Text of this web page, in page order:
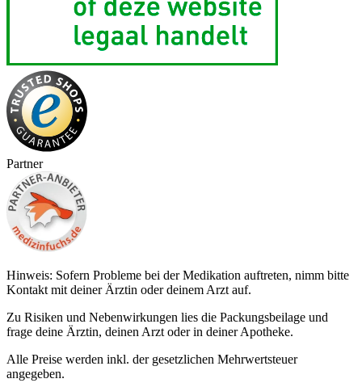
Partner
Hinweis: Sofern Probleme bei der Medikation auftreten, nimm bitte
Kontakt mit deiner Ärztin oder deinem Arzt auf.
Zu Risiken und Nebenwirkungen lies die Packungsbeilage und
frage deine Ärztin, deinen Arzt oder in deiner Apotheke.
Alle Preise werden inkl. der gesetzlichen Mehrwertsteuer
angegeben.